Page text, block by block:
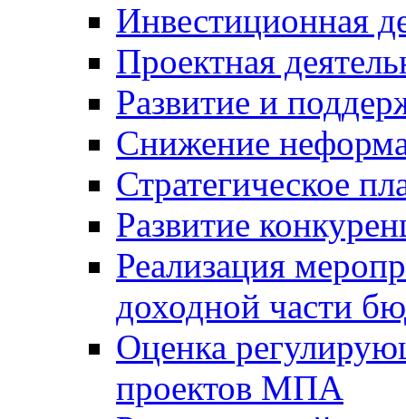
Инвестиционная
Проектная
Развитие и
Снижение
Стратегическое
Развитие
Реализация
доходной части
Оценка
проектов МПА